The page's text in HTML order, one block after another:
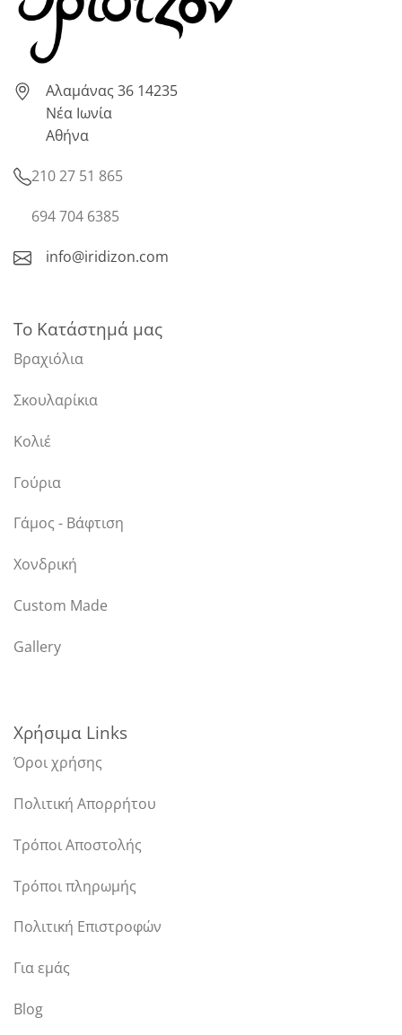
Αλαμάνας 36 14235
Νέα Ιωνία
Αθήνα
210 27 51 865
694 704 6385
info@iridizon.com
Το Κατάστημά μας
Βραχιόλια
Σκουλαρίκια
Κολιέ
Γούρια
Γάμος - Βάφτιση
Χονδρική
Custom Made
Gallery
Χρήσιμα Links
Όροι χρήσης
Πολιτική Απορρήτου
Τρόποι Αποστολής
Τρόποι πληρωμής
Πολιτική Επιστροφών
Για εμάς
Blog